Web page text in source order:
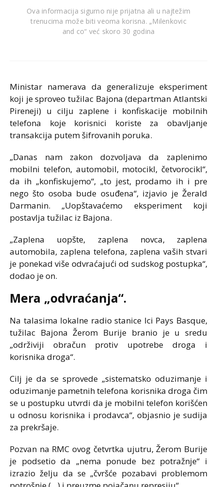
Ova informacija sigurno nije prijatna ali u najtežim
trenucima može biti veoma korisna. „Milenkovic
and co“ već skoro 30 godina
Ministar namerava da generalizuje eksperiment
koji je sproveo tužilac Bajona (departman Atlantski
Pireneji) u cilju zaplene i konfiskacije mobilnih
telefona koje korisnici koriste za obavljanje
transakcija putem šifrovanih poruka.
„Danas nam zakon dozvoljava da zaplenimo
mobilni telefon, automobil, motocikl, četvorocikl“,
da ih „konfiskujemo“, „to jest, prodamo ih i pre
nego što osoba bude osuđena“, izjavio je Žerald
Darmanin. „Uopštavaćemo eksperiment koji
postavlja tužilac iz Bajona.
„Zaplena uopšte, zaplena novca, zaplena
automobila, zaplena telefona, zaplena vaših stvari
je ponekad više odvraćajući od sudskog postupka“,
dodao je on.
Mera „odvraćanja“.
Na talasima lokalne radio stanice Ici Pays Basque,
tužilac Bajona Žerom Burije branio je u sredu
„održiviji obračun protiv upotrebe droga i
korisnika droga“.
Cilj je da se sprovede „sistematsko oduzimanje i
oduzimanje pametnih telefona korisnika droga čim
se u postupku utvrdi da je mobilni telefon korišćen
u odnosu korisnika i prodavca“, objasnio je sudija
za prekršaje.
Pozvan na RMC ovog četvrtka ujutru, Žerom Burije
je podsetio da „nema ponude bez potražnje“ i
izrazio želju da se „čvršće pozabavi problemom